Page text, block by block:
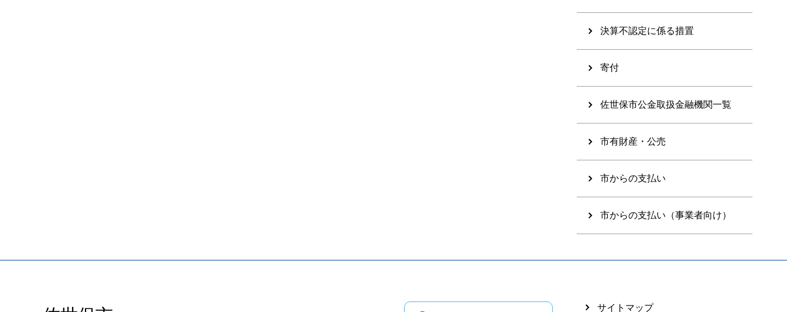
決算不認定に係る措置
寄付
佐世保市公金取扱金融機関一覧
市有財産・公売
市からの支払い
市からの支払い（事業者向け）
サイトマップ